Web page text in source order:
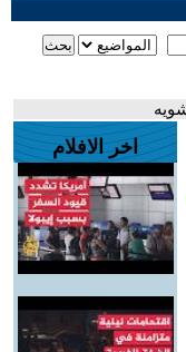
اخر الافلام